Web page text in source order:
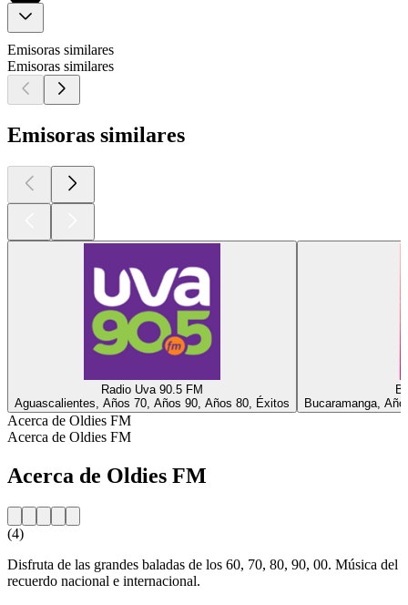
Emisoras similares
Emisoras similares
Emisoras similares
Radio Uva 90.5 FM
Aguascalientes, Años 70, Años 90, Años 80, Éxitos
Bucaramanga,
Acerca de Oldies FM
Acerca de Oldies FM
Acerca de Oldies FM
(4)
Disfruta de las grandes baladas de los 60, 70, 80, 90, 00. Música del
recuerdo nacional e internacional.